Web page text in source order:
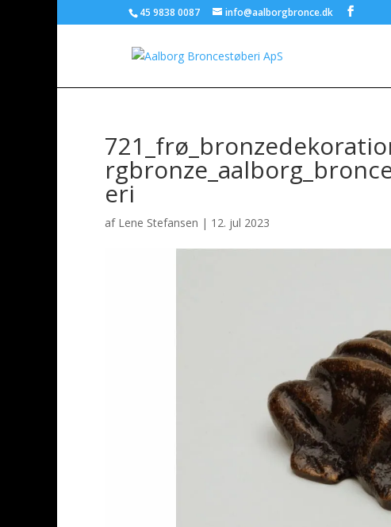
45 9838 0087 info@aalborgbronce.dk
eri
af Lene Stefansen | 12. jul 2023